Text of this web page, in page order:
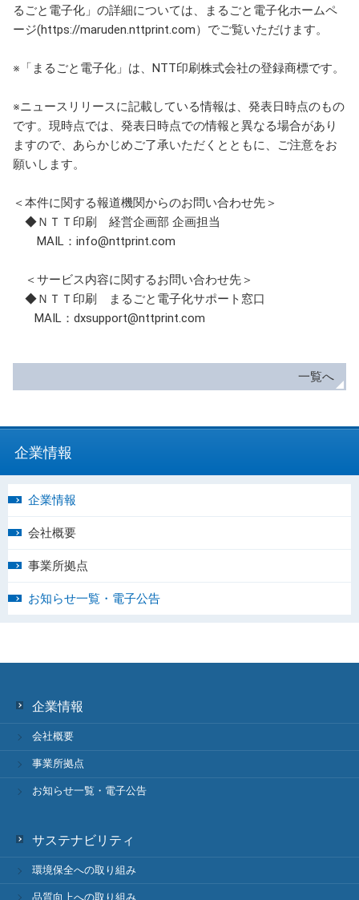
るごと電子化」の詳細については、まるごと電子化ホームペ
ージ(https://maruden.nttprint.com）でご覧いただけます。
※「まるごと電子化」は、NTT印刷株式会社の登録商標です。
※ニュースリリースに記載している情報は、発表日時点のもの
です。現時点では、発表日時点での情報と異なる場合があり
ますので、あらかじめご了承いただくとともに、ご注意をお
願いします。
＜本件に関する報道機関からのお問い合わせ先＞
◆ＮＴＴ印刷 経営企画部 企画担当
MAIL：info@nttprint.com
＜サービス内容に関するお問い合わせ先＞
◆ＮＴＴ印刷 まるごと電子化サポート窓口
MAIL：dxsupport@nttprint.com
一覧へ
企業情報
企業情報
会社概要
事業所拠点
お知らせ一覧・電子公告
企業情報
会社概要
事業所拠点
お知らせ一覧・電子公告
サステナビリティ
環境保全への取り組み
品質向上への取り組み